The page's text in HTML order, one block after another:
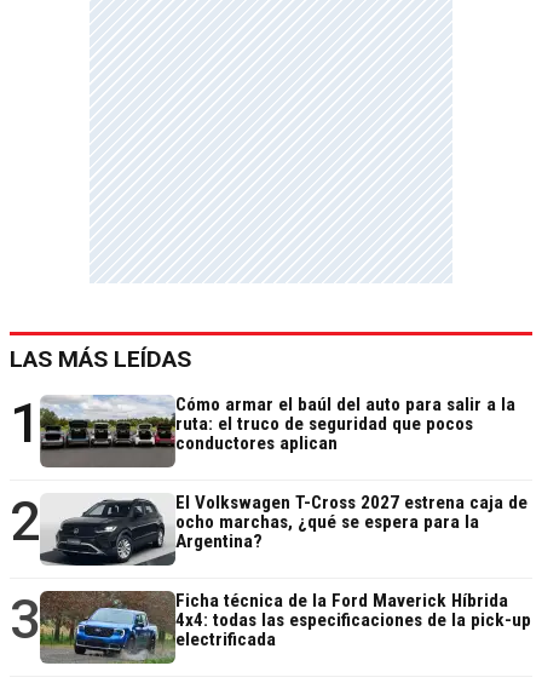
LAS MÁS LEÍDAS
1
Cómo armar el baúl del auto para salir a la
ruta: el truco de seguridad que pocos
conductores aplican
2
El Volkswagen T-Cross 2027 estrena caja de
ocho marchas, ¿qué se espera para la
Argentina?
3
Ficha técnica de la Ford Maverick Híbrida
4x4: todas las especificaciones de la pick-up
electrificada